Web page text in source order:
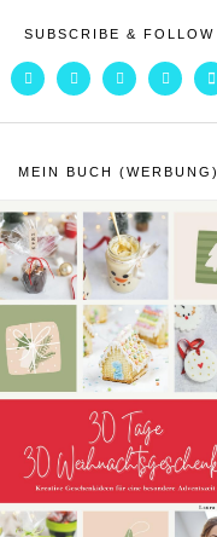
SUBSCRIBE & FOLLOW
MEIN BUCH (WERBUNG)